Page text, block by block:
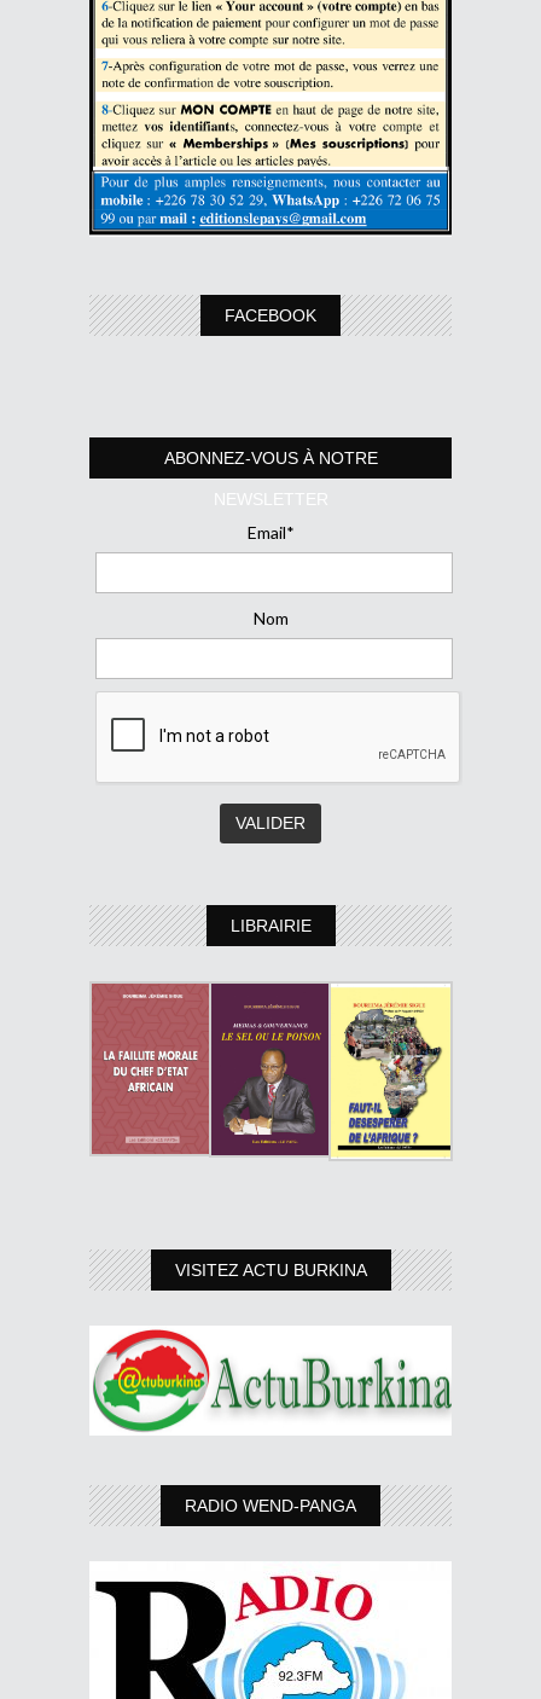
FACEBOOK
ABONNEZ-VOUS À NOTRE
NEWSLETTER
Email*
Nom
LIBRAIRIE
VISITEZ ACTU BURKINA
RADIO WEND-PANGA